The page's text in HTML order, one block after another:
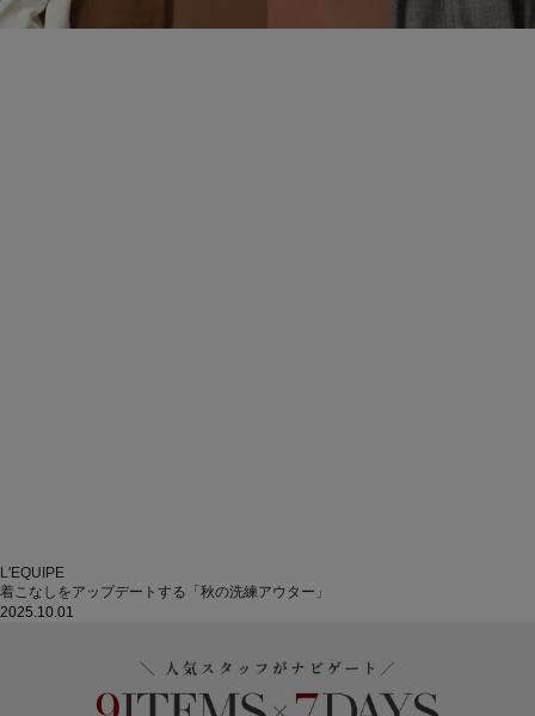
L'EQUIPE
着こなしをアップデートする「秋の洗練アウター」
2025.10.01